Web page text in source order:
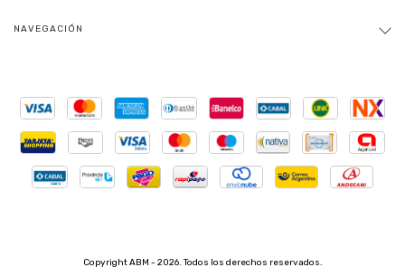
NAVEGACIÓN
Copyright ABM - 2026. Todos los derechos reservados.